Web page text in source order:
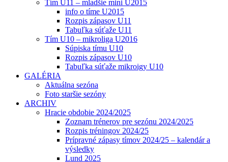
Tím U11 – mladšie mini U2015
info o tíme U2015
Rozpis zápasov U11
Tabuľka súťaže U11
Tím U10 – mikroliga U2016
Súpiska tímu U10
Rozpis zápasov U10
Tabuľka súťaže mikroigy U10
GALÉRIA
Aktuálna sezóna
Foto staršie sezóny
ARCHIV
Hracie obdobie 2024/2025
Zoznam trénerov pre sezónu 2024/2025
Rozpis tréningov 2024/25
Prípravné zápasy tímov 2024/25 – kalendár a
výsledky
Lund 2025